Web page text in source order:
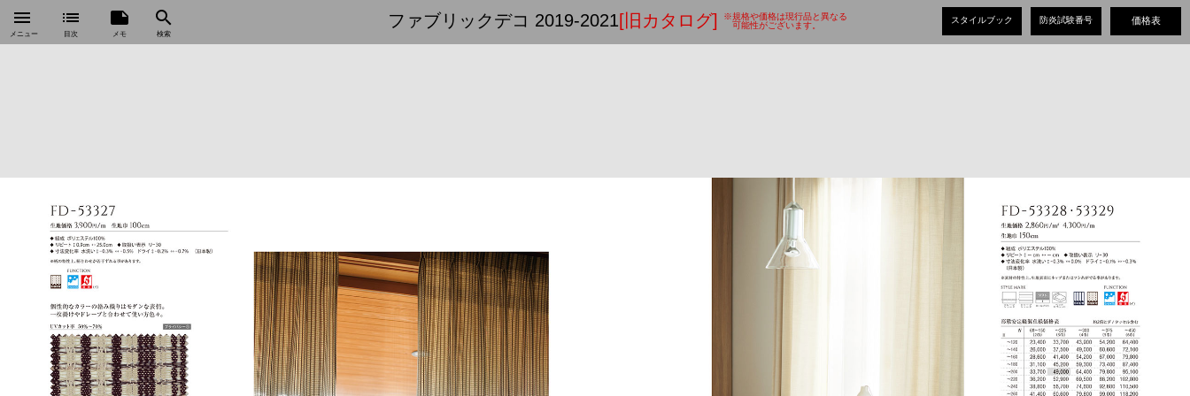
menu
メニュー
ファブリックデコ 2019-2021[旧カタログ]
※規格や価格は現行品と異なる
可能性がございます。
list
目次
note
メモ
search
検索
スタイルブック 価格表
防炎試験番号